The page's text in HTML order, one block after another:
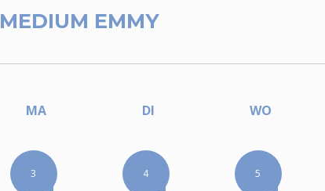
MEDIUM EMMY
MA DI WO
3 4 5